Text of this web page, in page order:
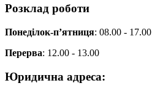
Розклад роботи
Понеділок-п’ятниця: 08.00 - 17.00
Перерва: 12.00 - 13.00
Юридична адреса: